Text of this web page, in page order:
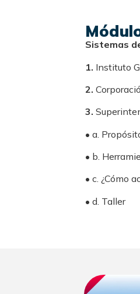
Sistemas
1. Instituto
2.
3.
• a.
• b.
• c. ¿Cómo
• d. Taller